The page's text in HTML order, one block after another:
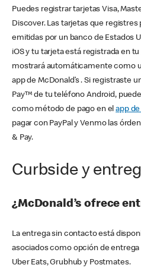
Puedes registrar tarjetas Visa,
Discover. Las tarjetas que
emitidas por un banco de Estados
iOS y tu tarjeta está registrada en
mostrará automáticamente como
app de McDonald’s . Si registraste
Pay™ de tu teléfono Android,
como método de pago en elapp de
pagar con PayPal y Venmo las
& Pay.
Curbside y
¿McDonald’s ofrece
La entrega sin contacto está
asociados como opción de
Uber Eats, Grubhub y Postmates.